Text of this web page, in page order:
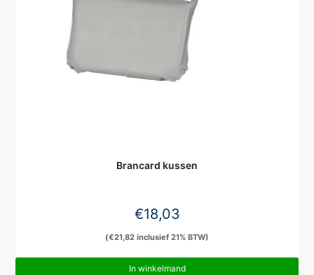
Brancard kussen
€18,03
(€21,82 inclusief 21% BTW)
In winkelmand